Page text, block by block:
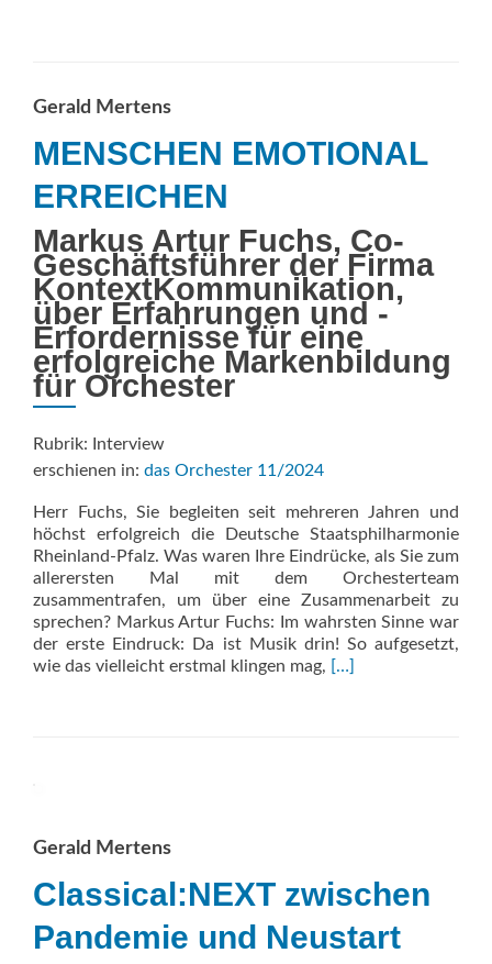
Gerald Mertens
MENSCHEN EMOTIONAL
ERREICHEN
Markus Artur Fuchs, Co-
Geschäftsführer der Firma
KontextKommunikation,
über Erfahrungen und ­
Erfordernisse für eine
erfolgreiche Markenbildung
für Orchester
Rubrik: Interview
erschienen in: das Orchester 11/2024
Herr Fuchs, Sie begleiten seit mehreren Jahren und
höchst erfolgreich die Deutsche Staatsphilharmonie
Rheinland-Pfalz. Was waren Ihre Eindrücke, als Sie zum
allerersten Mal mit dem Orchesterteam
zusammentrafen, um über eine Zusammenarbeit zu
sprechen? Markus Artur Fuchs: Im wahrsten Sinne war
der erste Eindruck: Da ist Musik drin! So aufgesetzt,
wie das vielleicht erstmal klingen mag, Read
[…]
Gerald Mertens
Classical:NEXT zwischen
Pandemie und Neustart